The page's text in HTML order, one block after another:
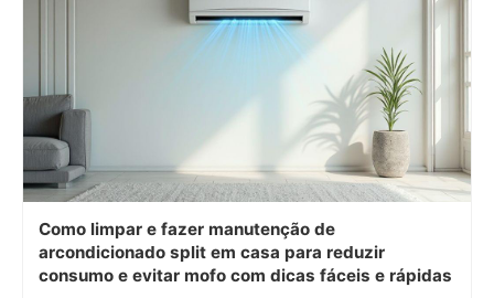
Como limpar e fazer manutenção de
arcondicionado split em casa para reduzir
consumo e evitar mofo com dicas fáceis e rápidas